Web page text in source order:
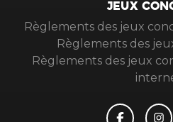
JEUX
Règlements des jeux
Règlements des
Règlements des jeux